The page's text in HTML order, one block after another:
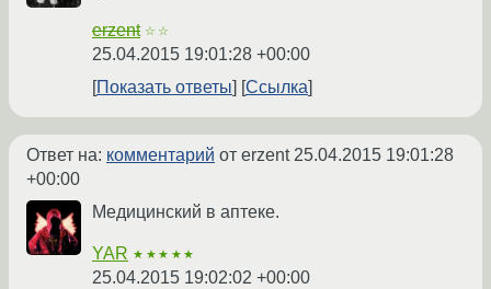
erzent ☆☆
25.04.2015 19:01:28 +00:00
Показать ответы
Ссылка
Ответ на: комментарий от erzent25.04.2015 19:01:28
+00:00
Медицинский в аптеке.
YAR ★★★★★
25.04.2015 19:02:02 +00:00